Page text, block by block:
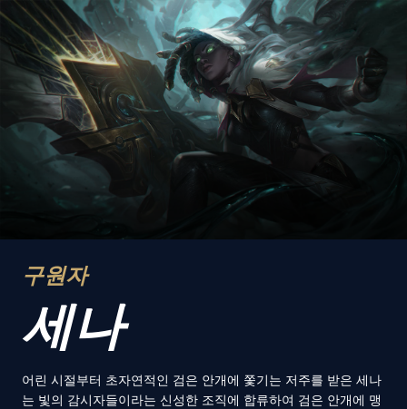
구원자
세나
어린 시절부터 초자연적인 검은 안개에 쫓기는 저주를 받은 세나
는 빛의 감시자들이라는 신성한 조직에 합류하여 검은 안개에 맹